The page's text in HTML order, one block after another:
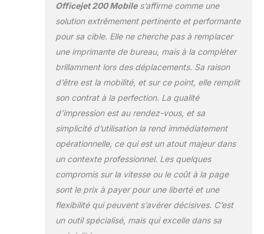
déplacement
avec HP ePrint :
imprimez des
photos, des
plus encore
lorsque vous
êtes en
déplacement en
utilisant HP ePrint
: cette
imprimante
compacte et
durable tient
voiture, sac à
dos, et plus
Officejet 200 Mobiles’affirme comme une
solution extrêmement pertinente et performante
pour sa cible. Elle ne cherche pas à remplacer
une imprimante de bureau, mais à la compléter
brillamment lors des déplacements. Sa raison
d’être est la mobilité, et sur ce point, elle remplit
son contrat à la perfection. La qualité
d’impression est au rendez-vous, et sa
simplicité d’utilisation la rend immédiatement
opérationnelle, ce qui est un atout majeur dans
un contexte professionnel. Les quelques
compromis sur la vitesse ou le coût à la page
sont le prix à payer pour une liberté et une
flexibilité qui peuvent s’avérer décisives. C’est
un outil spécialisé, mais qui excelle dans sa